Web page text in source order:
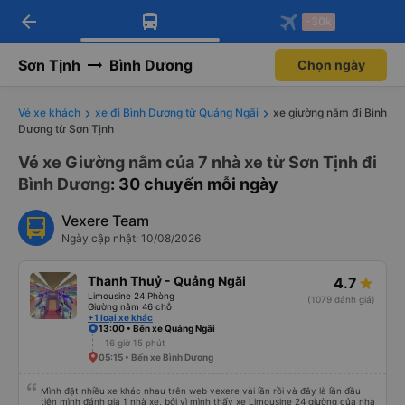
Tải app Vexere ngay!
Nhận ưu đãi thành viên độc
Mở app
Tải app Vexere
-30k/ghế khi đặt vé máy bay qua
Mở app
arrow_back -30k
Sơn Tịnh Bình Dương Chọn ngày
Vé xe khách xe đi Bình Dương từ Quảng Ngãi
xe giường nằm đi Bình
Dương từ Sơn Tịnh
Vé xe Giường nằm của 7 nhà xe từ Sơn Tịnh đi
Bình Dương: 30 chuyến mỗi ngày
Vexere Team
Ngày cập nhật: 10/08/2026
Thanh Thuỷ - Quảng Ngãi
Limousine 24 Phòng
Giường nằm 46 chỗ
+1 loại xe khác
4.7
(1079 đánh giá)
13:00 • Bến xe Quảng Ngãi
16 giờ 15 phút
05:15 • Bến xe Bình Dương
Mình đặt nhiều xe khác nhau trên web vexere vài lần rồi và đây là lần đầu
tiên mình đánh giá 1 nhà xe, bởi vì mình thấy xe Limousine 24 giường của nhà